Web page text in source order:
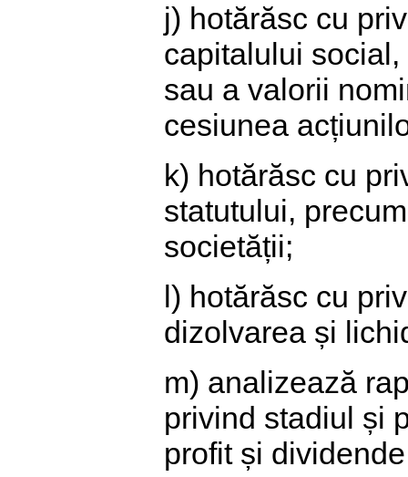
j) hotărăsc cu
capitalului
sau a valorii
cesiunea
k) hotărăsc cu
statutului,
societății;
l) hotărăsc cu
dizolvarea și
m) analizează
privind stadiul și
profit și